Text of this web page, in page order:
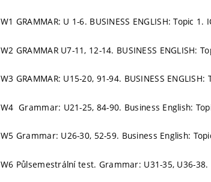
W1 GRAMMAR: U 1-6. BUSINESS ENGLISH: Topic
W2 GRAMMAR U7-11, 12-14. BUSINESS ENGLISH:
W3 GRAMMAR: U15-20, 91-94. BUSINESS
W4 Grammar: U21-25, 84-90. Business English:
W5 Grammar: U26-30, 52-59. Business English:
W6 Půlsemestrální test. Grammar: U31-35, U36-38.